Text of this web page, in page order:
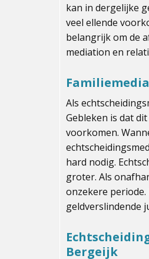
kan in dergelijke
veel ellende
belangrijk om de
mediation en
Als
Gebleken is dat
voorkomen.
hard nodig.
groter. Als
onzekere
geldverslindende
Bergeijk